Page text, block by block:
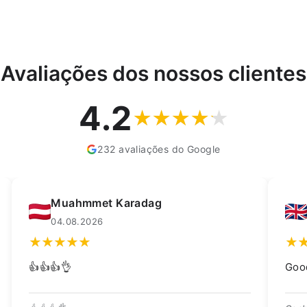
Avaliações dos nossos clientes
4.2
232 avaliações do Google
Kay Dean
02.08.2026
Good quality trough, great price 👍